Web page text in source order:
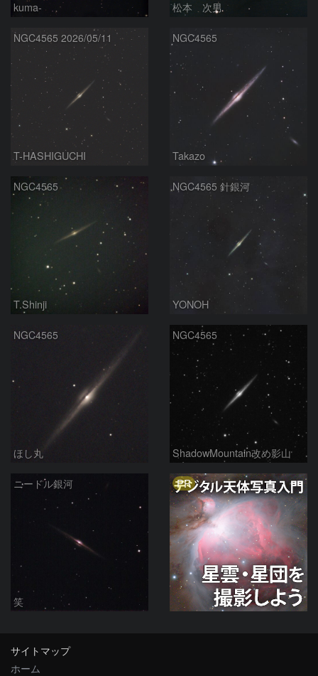
kuma- 松本 次男
NGC4565 2026/05/11
T-HASHIGUCHI
NGC4565
Takazo
NGC4565
T.Shinji
NGC4565 針銀河
YONOH
NGC4565
ほし丸
NGC4565
ShadowMountain改め影山
ニードル銀河
笑
PR
サイトマップ
ホーム